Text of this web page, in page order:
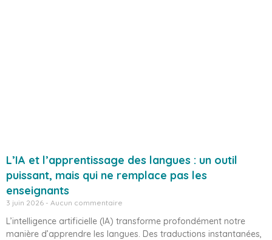
L’IA et l’apprentissage des langues : un outil
puissant, mais qui ne remplace pas les
enseignants
3 juin 2026 Aucun commentaire
L’intelligence artificielle (IA) transforme profondément notre
manière d’apprendre les langues. Des traductions instantanées,